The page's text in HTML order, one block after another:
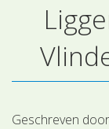
Plantensoorten
Determineren
Geschreven